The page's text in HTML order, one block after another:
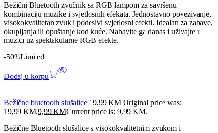
Bežični Bluetooth zvučnik sa RGB lampom za savršenu
kombinaciju muzike i svjetlosnih efekata. Jednostavno povezivanje,
visokokvalitetan zvuk i podesivi svjetlosni efekti. Idealan za zabave,
okupljanja ili opuštanje kod kuće. Nabavite ga danas i uživajte u
muzici uz spektakularne RGB efekte.
-50%Limited
Dodaj u korpu
Bežične bluetooth slušalice 19,99KM Original price was:
19,99 KM.9,99 KMCurrent price is: 9,99 KM.
Bežične Bluetooth slušalice s visokokvalitetnim zvukom i